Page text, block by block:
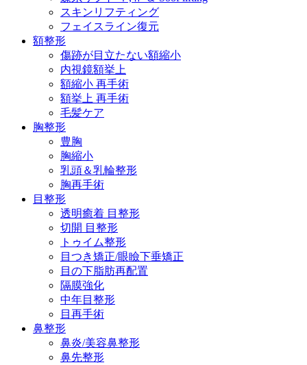
スキンリフティング
フェイスライン復元
額整形
傷跡が目立たない額縮小
内視鏡額挙上
額縮小 再手術
額挙上 再手術
毛髪ケア
胸整形
豊胸
胸縮小
乳頭＆乳輪整形
胸再手術
目整形
透明癒着 目整形
切開 目整形
トゥイム整形
目つき矯正/眼瞼下垂矯正
目の下脂肪再配置
隔膜強化
中年目整形
目再手術
鼻整形
鼻炎/美容鼻整形
鼻先整形